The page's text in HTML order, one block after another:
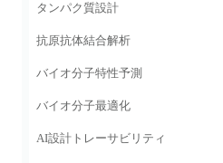
タンパク質設計
抗原抗体結合解析
バイオ分子特性予測
バイオ分子最適化
AI設計トレーサビリティ